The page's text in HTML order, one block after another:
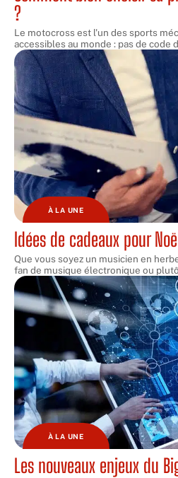
?
Le motocross est l'un des sports
accessibles au monde : pas de code
À LA UNE
Idées de cadeaux pour
Que vous soyez un musicien en
fan de musique électronique ou
À LA UNE
Les nouveaux enjeux du